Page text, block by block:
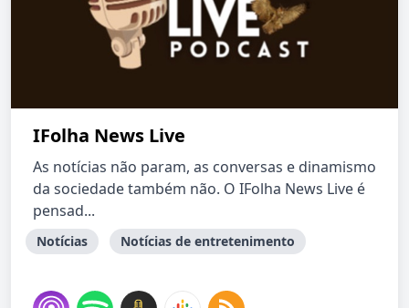
IFolha News Live
As notícias não param, as conversas e dinamismo
da sociedade também não. O IFolha News Live é
pensad...
Notícias Notícias de entretenimento